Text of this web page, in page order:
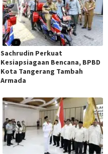
Sachrudin Perkuat
Kesiapsiagaan Bencana, BPBD
Kota Tangerang Tambah
Armada